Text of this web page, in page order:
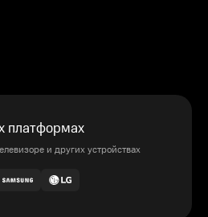
платформах
и других устройствах